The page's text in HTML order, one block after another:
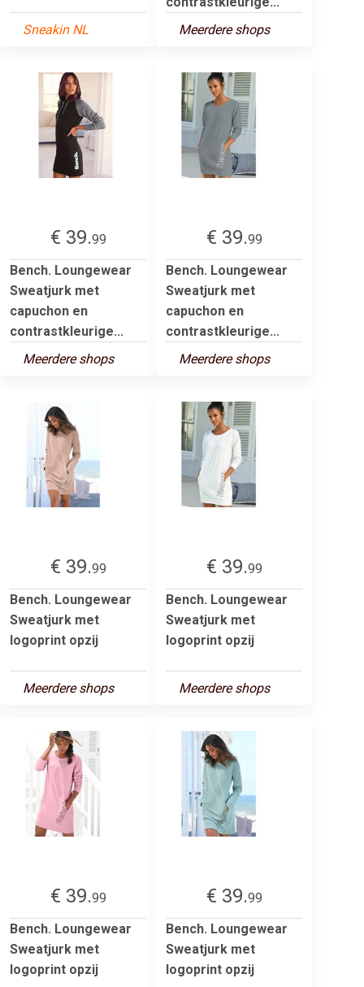
Sneakin NL
Meerdere shops
€ 39.99
Bench. Loungewear
Sweatjurk met
capuchon en
contrastkleurige...
Meerdere shops
€ 39.99
Bench. Loungewear
Sweatjurk met
capuchon en
contrastkleurige...
Meerdere shops
€ 39.99
Bench. Loungewear
Sweatjurk met
logoprint opzij
Meerdere shops
€ 39.99
Bench. Loungewear
Sweatjurk met
logoprint opzij
Meerdere shops
€ 39.99
Bench. Loungewear
Sweatjurk met
logoprint opzij
€ 39.99
Bench. Loungewear
Sweatjurk met
logoprint opzij